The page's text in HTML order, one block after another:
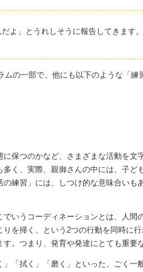
よ」とうれしそうに報告してきます
の一部で、他にも以下のような「練
保つのかなど、さまざまな活動を文
く、実際、親御さんの中には、子ど
練習」には、しつけ的な意味合いも
いうコーディネーションとは、人間
を掃く、という2つの行動を同時に
。つまり、発育や発達にとても重要
「拭く」「磨く」といった、ごく一